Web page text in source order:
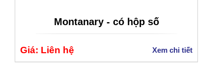
Montanary - có hộp số
Giá: Liên hệ Xem chi tiết